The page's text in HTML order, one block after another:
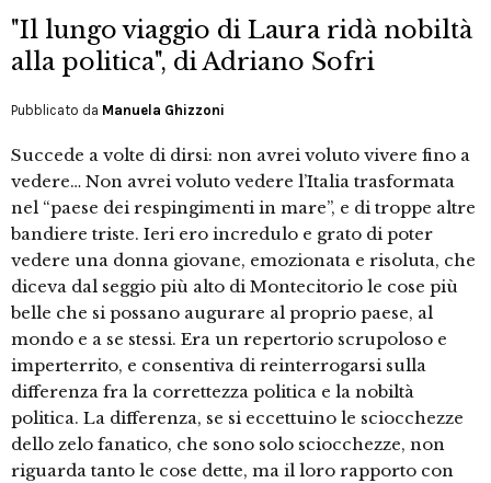
"Il lungo viaggio di Laura ridà nobiltà
alla politica", di Adriano Sofri
Pubblicato da Manuela Ghizzoni
Succede a volte di dirsi: non avrei voluto vivere fino a
vedere… Non avrei voluto vedere l’Italia trasformata
nel “paese dei respingimenti in mare”, e di troppe altre
bandiere triste. Ieri ero incredulo e grato di poter
vedere una donna giovane, emozionata e risoluta, che
diceva dal seggio più alto di Montecitorio le cose più
belle che si possano augurare al proprio paese, al
mondo e a se stessi. Era un repertorio scrupoloso e
imperterrito, e consentiva di reinterrogarsi sulla
differenza fra la correttezza politica e la nobiltà
politica. La differenza, se si eccettuino le sciocchezze
dello zelo fanatico, che sono solo sciocchezze, non
riguarda tanto le cose dette, ma il loro rapporto con